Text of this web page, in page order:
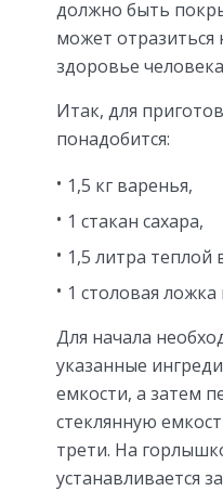
должно быть
может отразиться
здоровье
Итак, для
понадобится:
1,5 кг варенья,
1 стакан сахара,
1,5 литра теплой
1 столовая
Для начала
указанные
емкости, а затем
стеклянную
трети. На
устанавливается